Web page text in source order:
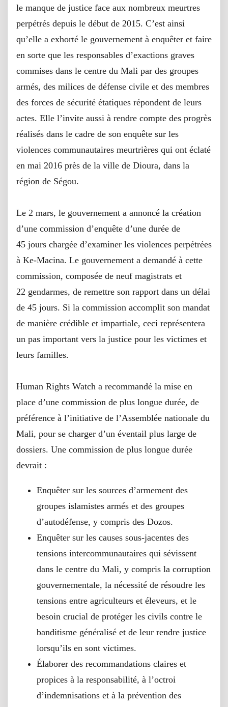
le manque de justice face aux nombreux meurtres
perpétrés depuis le début de 2015. C’est ainsi
qu’elle a exhorté le gouvernement à enquêter et faire
en sorte que les responsables d’exactions graves
commises dans le centre du Mali par des groupes
armés, des milices de défense civile et des membres
des forces de sécurité étatiques répondent de leurs
actes. Elle l’invite aussi à rendre compte des progrès
réalisés dans le cadre de son enquête sur les
violences communautaires meurtrières qui ont éclaté
en mai 2016 près de la ville de Dioura, dans la
région de Ségou.
Le 2 mars, le gouvernement a annoncé la création
d’une commission d’enquête d’une durée de
45 jours chargée d’examiner les violences perpétrées
à Ke-Macina. Le gouvernement a demandé à cette
commission, composée de neuf magistrats et
22 gendarmes, de remettre son rapport dans un délai
de 45 jours. Si la commission accomplit son mandat
de manière crédible et impartiale, ceci représentera
un pas important vers la justice pour les victimes et
leurs familles.
Human Rights Watch a recommandé la mise en
place d’une commission de plus longue durée, de
préférence à l’initiative de l’Assemblée nationale du
Mali, pour se charger d’un éventail plus large de
dossiers. Une commission de plus longue durée
devrait :
Enquêter sur les sources d’armement des
groupes islamistes armés et des groupes
d’autodéfense, y compris des Dozos.
Enquêter sur les causes sous-jacentes des
tensions intercommunautaires qui sévissent
dans le centre du Mali, y compris la corruption
gouvernementale, la nécessité de résoudre les
tensions entre agriculteurs et éleveurs, et le
besoin crucial de protéger les civils contre le
banditisme généralisé et de leur rendre justice
lorsqu’ils en sont victimes.
Élaborer des recommandations claires et
propices à la responsabilité, à l’octroi
d’indemnisations et à la prévention des